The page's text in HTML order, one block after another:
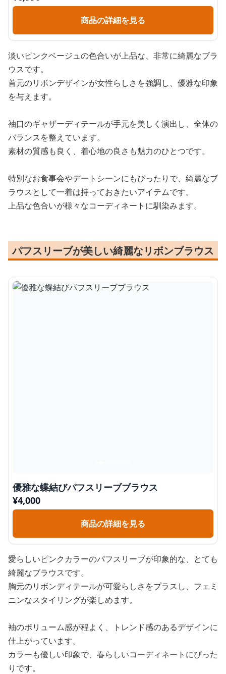
商品の詳細を見る
淡いピンクベージュの色合いが上品な、非常に綺麗なブラ
ウスです。
首元のリボンデザインが女性らしさを強調し、優雅な印象
を与えます。
袖口のギャザーディテールが手元を美しく演出し、全体の
バランスを整えています。
素材の質感も良く、着心地の良さも魅力のひとつです。
特別なお食事会やデートシーンにもぴったりで、綺麗なブ
ラウスとして一着は持っておきたいアイテムです。
上品な色合いが様々なコーディネートに馴染みます。
パフスリーブが美しい綺麗なリボンブラウス
優雅な蝶結びパフスリーブブラウス
¥4,000
商品の詳細を見る
愛らしいピンクカラーのパフスリーブが印象的な、とても
綺麗なブラウスです。
胸元のリボンディテールが可愛らしさをプラスし、フェミ
ニンなスタイリングが楽しめます。
袖のボリューム感が程よく、トレンド感のあるデザインに
仕上がっています。
カラーも優しい印象で、春らしいコーディネートにぴった
りです。